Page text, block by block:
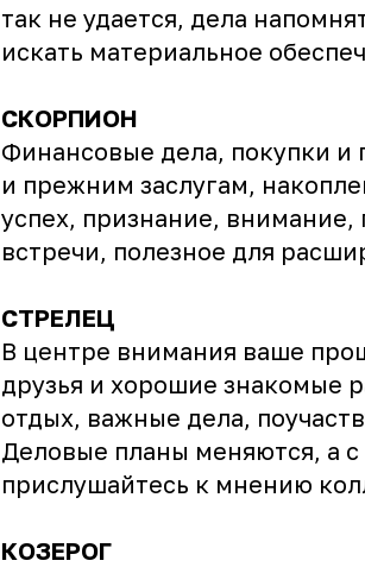
так не удается, дела
искать материальное
СКОРПИОН
Финансовые дела, покупки и
и прежним заслугам,
успех, признание, внимание,
встречи, полезное для
СТРЕЛЕЦ
В центре внимания ваше
друзья и хорошие знакомые
отдых, важные дела,
Деловые планы меняются, а
прислушайтесь к мнению
КОЗЕРОГ